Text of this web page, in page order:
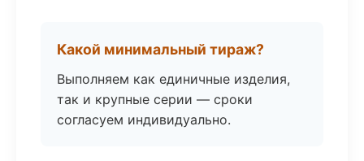
Какой минимальный тираж?
Выполняем как единичные изделия,
так и крупные серии — сроки
согласуем индивидуально.